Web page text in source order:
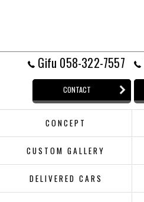
Gifu 058-322-7557
CONTACT
CONCEPT
CUSTOM GALLERY
DELIVERED CARS